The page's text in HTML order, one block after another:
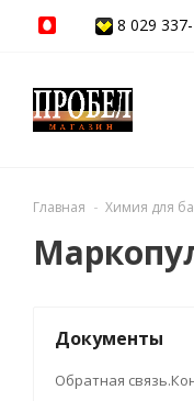
8 029
Главная Химия для
Документы
Обратная